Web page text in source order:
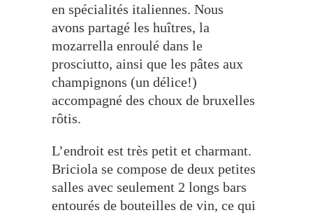
en spécialités italiennes. Nous
avons partagé les huîtres, la
mozarrella enroulé dans le
prosciutto, ainsi que les pâtes aux
champignons (un délice!)
accompagné des choux de bruxelles
rôtis.
L’endroit est très petit et charmant.
Briciola se compose de deux petites
salles avec seulement 2 longs bars
entourés de bouteilles de vin, ce qui